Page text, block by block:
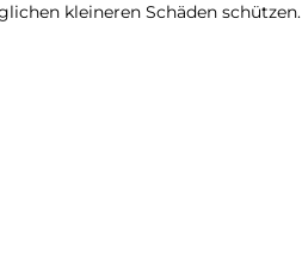
kleineren Schäden schützen.